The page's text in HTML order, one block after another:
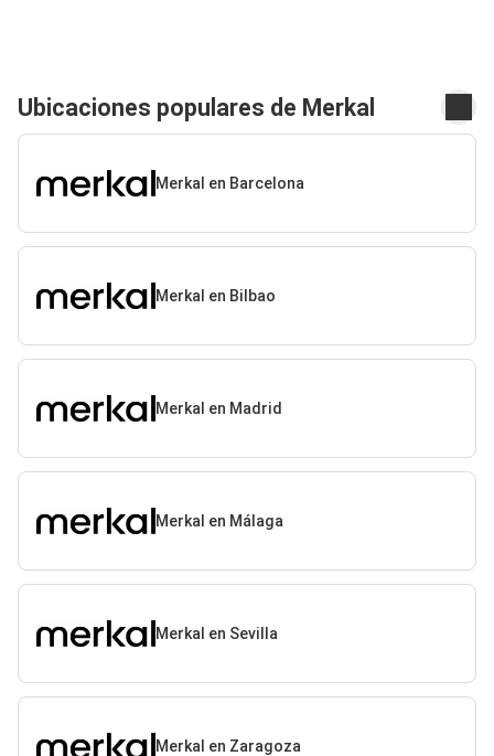
Ubicaciones populares de Merkal
Merkal en Barcelona
Merkal en Bilbao
Merkal en Madrid
Merkal en Málaga
Merkal en Sevilla
Merkal en Zaragoza